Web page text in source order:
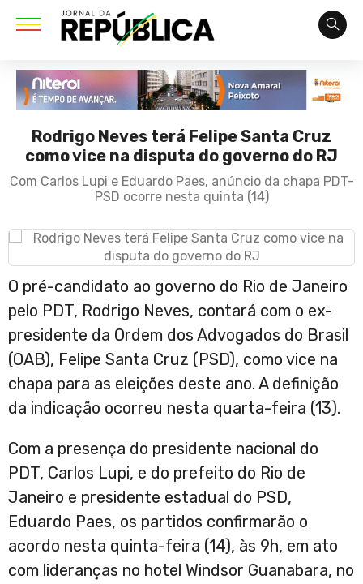
Rodrigo Neves terá Felipe Santa Cruz
como vice na disputa do governo do RJ
Com Carlos Lupi e Eduardo Paes, anúncio da chapa PDT-
PSD ocorre nesta quinta (14)
O pré-candidato ao governo do Rio de Janeiro
pelo PDT, Rodrigo Neves, contará com o ex-
presidente da Ordem dos Advogados do Brasil
(OAB), Felipe Santa Cruz (PSD), como vice na
chapa para as eleições deste ano. A definição
da indicação ocorreu nesta quarta-feira (13).
Com a presença do presidente nacional do
PDT, Carlos Lupi, e do prefeito do Rio de
Janeiro e presidente estadual do PSD,
Eduardo Paes, os partidos confirmarão o
acordo nesta quinta-feira (14), às 9h, em ato
com lideranças no hotel Windsor Guanabara, no